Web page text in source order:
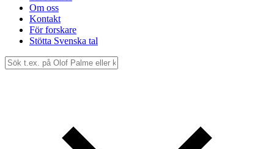
Om oss
Kontakt
För forskare
Stötta Svenska tal